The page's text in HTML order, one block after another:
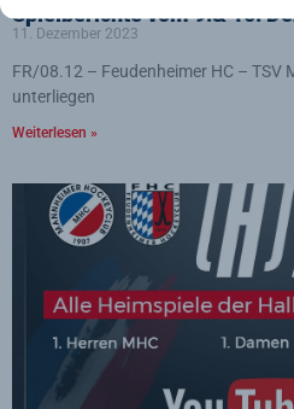
Spielberichte vom 9.& 10.
11. Dezember 2023
FR/08.12 – Feudenheimer HC – TSV
unterliegen
Weiterlesen »